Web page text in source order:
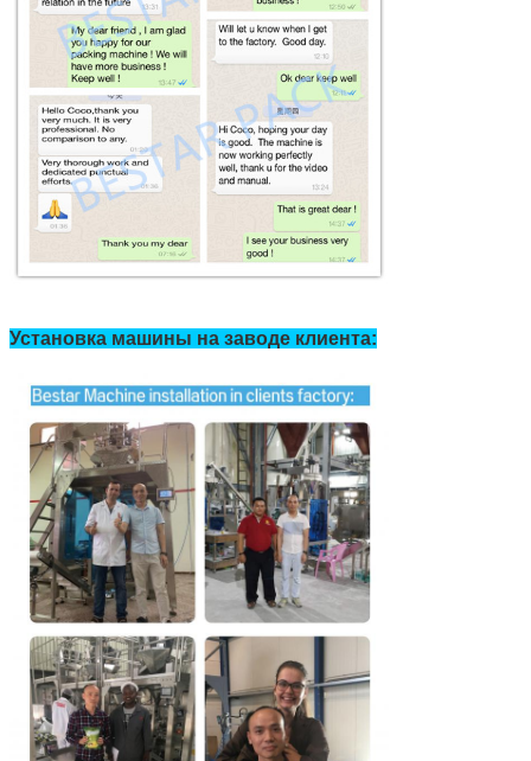
Мы скоро тебе перезвоним!
Отправить
Установка машины на заводе клиента: